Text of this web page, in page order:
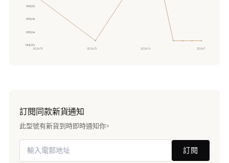
HK$23k
HK$24k
HK$24k
HK$25k
2026/3 2026/5 2026/6 2026/7
訂閱同款新貨通知
此型號有新貨到時即時通知你。
訂閱